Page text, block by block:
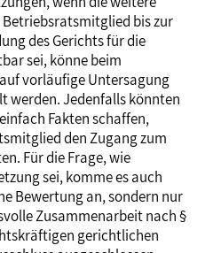
bis zur
des Gerichts für die
sei, könne beim
vorläufige Untersagung
werden. Jedenfalls könnten
Fakten schaffen,
den Zugang zum
Für die Frage, wie
sei, komme es auch
Bewertung an, sondern nur
Zusammenarbeit nach §
gerichtlichen